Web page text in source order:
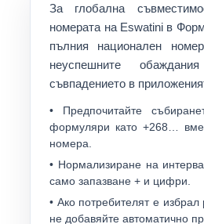
За глобална
номерата на Eswatini в
пълния национален
неуспешните
съвпадението в
• Предпочитайте
формуляри като+268…
номера.
• Нормализиране на
само запазване+ и цифри.
• Ако потребителят е избрал
не добавяйте автоматично